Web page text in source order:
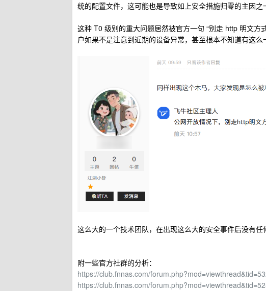
统的配置文件，这可能也是导致如上安全措施归零的主因之
这种 T0 级别的重大问题居然被官方一句 “别走 http 明文
户如果不是注意到近期的设备异常，甚至根本不知道有这么
这么大的一个技术团队，在出现这么大的安全事件后没有
附一些官方社群的分析：
https://club.fnnas.com/
https://club.fnnas.com/